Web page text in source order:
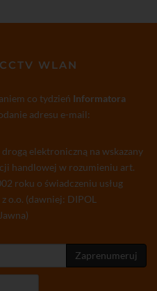
WLAN
co tydzień Informatora
adresu e-mail:
elektroniczną na wskazany
handlowej w rozumieniu art.
roku o świadczeniu usług
o.o. (dawniej: DIPOL
Zaprenumeruj